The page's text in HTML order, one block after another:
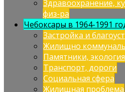
Здравоохранение,
физ-ра
Чебоксары в 1964-1991
Застройка и
Жилищно
Памятники, экология
Транспорт, дороги
Социальная сфера
Жилищная проблема